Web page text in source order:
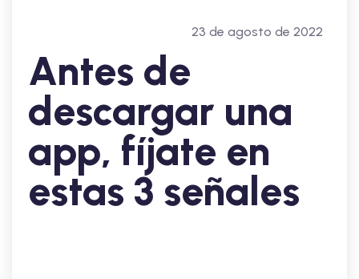
23 de agosto de 2022
Antes de
descargar una
app, fíjate en
estas 3 señales